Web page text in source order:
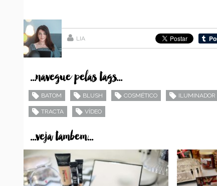
LIA
...navegue pelas tags...
BATOM BLUSH COSMÉTICO ILUMINADOR
TRACTA VÍDEO
...veja tambem...